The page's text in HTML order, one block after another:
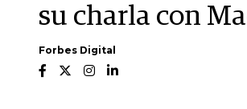
su charla con
Forbes Digital